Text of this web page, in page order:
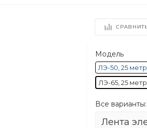
Модель
ЛЭ-50, 25
ЛЭ-65, 25
Все варианты: